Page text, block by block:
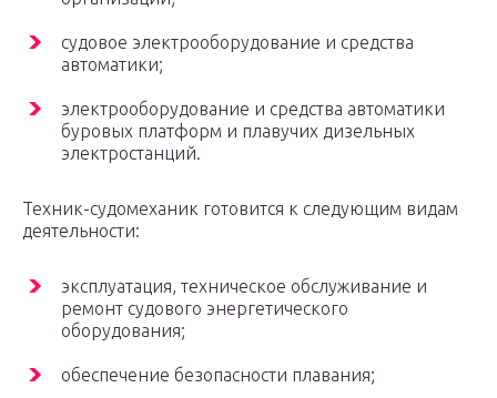
судовое электрооборудование и средства
автоматики;
электрооборудование и средства автоматики
буровых платформ и плавучих дизельных
электростанций.
Техник-судомеханик готовится к следующим видам
деятельности:
эксплуатация, техническое обслуживание и
ремонт судового энергетического
оборудования;
обеспечение безопасности плавания;